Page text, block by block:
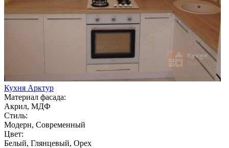
Кухня Арктур
Материал фасада:
Акрил, МДФ
Стиль:
Модерн, Современный
Цвет:
Белый, Глянцевый, Орех